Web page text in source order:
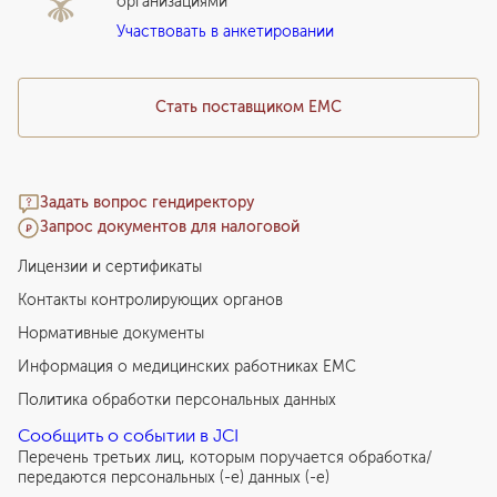
Подарочный сертификат EMC
Медицинский туризм
Стать поставщиком ЕМС
Задать вопрос гендиректору
Запрос документов для налоговой
Участвовать в анкетировании
Лицензии и сертификаты
Контакты контролирующих органов
Нормативные документы
Информация о медицинских работниках EMC
Политика обработки персональных данных
Сообщить о событии в JCI
Перечень третьих лиц, которым поручается обработка/
передаются персональных (-е) данных (-е)